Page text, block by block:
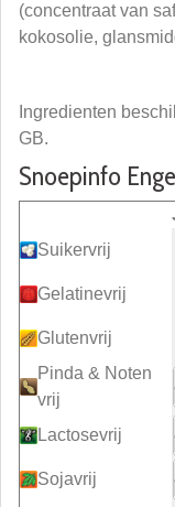
(concentraat van
kokosolie,
Ingredienten
GB.
Snoepinfo
Suikervrij
Gelatinevrij
Glutenvrij
Pinda & Noten
vrij
Lactosevrij
Sojavrij